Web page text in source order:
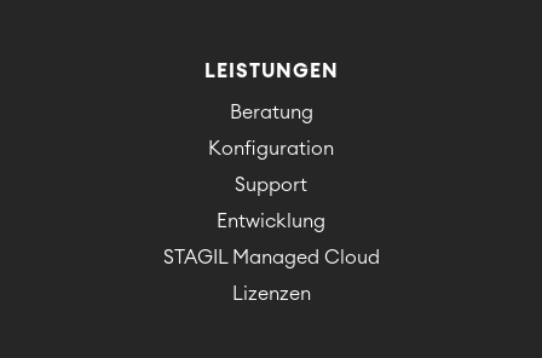
LEISTUNGEN
Beratung
Konfiguration
Support
Entwicklung
STAGIL Managed Cloud
Lizenzen